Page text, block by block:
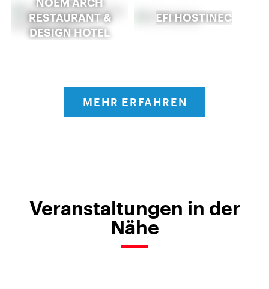
RESTAURANT &
DESIGN HOTEL
EFI HOSTINEC
MEHR ERFAHREN
Veranstaltungen in der
Nähe